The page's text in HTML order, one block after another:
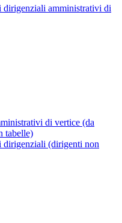
amministrativi di
di vertice (da
tabelle)
(dirigenti non